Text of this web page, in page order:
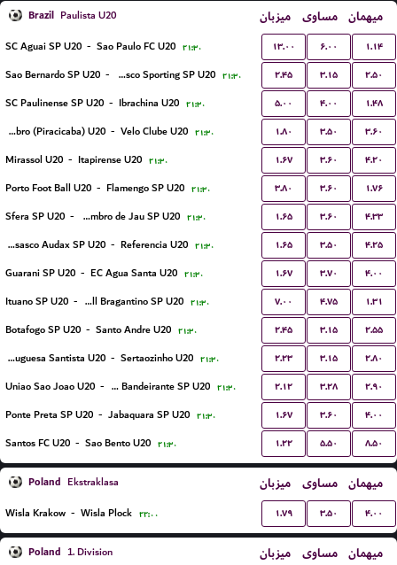
Brazil Paulista U20 میزبان مساوی میهمان
SC Aguai SP U20 - Sao Paulo FC U20 ۲۱:۳۰ ۱۳.۰۰ ۶.۰۰ ۱.۱۴
Sao Bernardo SP U20 - Osasco Sporting SP U20 ۲۱:۳۰ ۲.۴۵ ۳.۱۵ ۲.۵۰
SC Paulinense SP U20 - Ibrachina U20 ۲۱:۳۰ ۵.۰۰ ۴.۰۰ ۱.۴۸
XV de Novembro (Piracicaba) U20 - Velo Clube U20 ۲۱:۳۰ ۱.۸۰ ۳.۵۰ ۳.۶۰
Mirassol U20 - Itapirense U20 ۲۱:۳۰ ۱.۶۷ ۳.۶۰ ۴.۲۰
Porto Foot Ball U20 - Flamengo SP U20 ۲۱:۳۰ ۳.۸۰ ۳.۶۰ ۱.۷۶
Sfera SP U20 - EC XV de Novembro de Jau SP U20 ۲۱:۳۰ ۱.۶۵ ۳.۶۰ ۴.۳۳
Gremio Osasco Audax SP U20 - Referencia U20 ۲۱:۳۰ ۱.۶۵ ۳.۵۰ ۴.۲۵
Guarani SP U20 - EC Agua Santa U20 ۲۱:۳۰ ۱.۶۷ ۳.۷۰ ۴.۰۰
Ituano SP U20 - Red Bull Bragantino SP U20 ۲۱:۳۰ ۷.۰۰ ۴.۷۵ ۱.۳۱
Botafogo SP U20 - Santo Andre U20 ۲۱:۳۰ ۲.۴۵ ۳.۱۵ ۲.۵۵
Portuguesa Santista U20 - Sertaozinho U20 ۲۱:۳۰ ۲.۲۳ ۳.۱۵ ۲.۸۰
Uniao Sao Joao U20 - CA Bandeirante SP U20 ۲۱:۳۰ ۲.۱۲ ۳.۲۸ ۲.۹۰
Ponte Preta SP U20 - Jabaquara SP U20 ۲۱:۳۰ ۱.۶۷ ۳.۶۰ ۴.۰۰
Santos FC U20 - Sao Bento U20 ۲۱:۳۰ ۱.۲۲ ۵.۵۰ ۸.۵۰
Poland Ekstraklasa میزبان مساوی میهمان
Wisla Krakow - Wisla Plock ۲۲:۰۰ ۱.۷۹ ۳.۵۰ ۴.۰۰
Poland 1. Division میزبان مساوی میهمان